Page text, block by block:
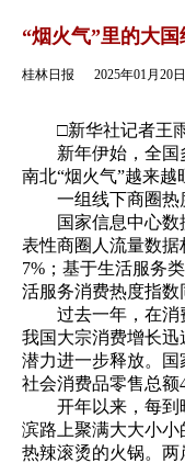
“烟火气”里的大
桂林日报 2025年01月20
□新华社记者王
新年伊始，全国
南北“烟火气”越来越
一组线下商圈热
国家信息中心数
表性商圈人流量数
7%；基于生活服务
活服务消费热度指数
过去一年，在消费
我国大宗消费增长
潜力进一步释放。国
社会消费品零售总额
开年以来，每到
滨路上聚满大大小
热辣滚烫的火锅。两